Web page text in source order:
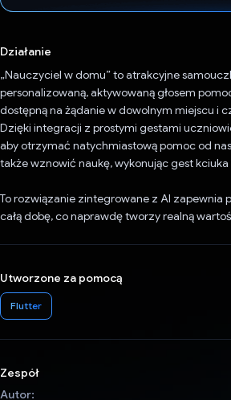
Działanie
„Nauczyciel w domu” to atrakcyjne
personalizowaną, aktywowaną głosem
dostępną na żądanie w dowolnym miejscu i
Dzięki integracji z prostymi gestami
aby otrzymać natychmiastową pomoc od
także wznowić naukę, wykonując gest
To rozwiązanie zintegrowane z AI zapewnia
całą dobę, co naprawdę tworzy realną
Utworzone za pomocą
Flutter
Zespół
Autor: